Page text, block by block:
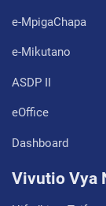
e-MpigaChapa
e-Mikutano
ASDP II
eOffice
Dashboard
Vivutio Vya